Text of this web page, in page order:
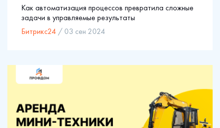
Как автоматизация процессов превратила сложные
задачи в управляемые результаты
Битрикс24 / 03 сен 2024